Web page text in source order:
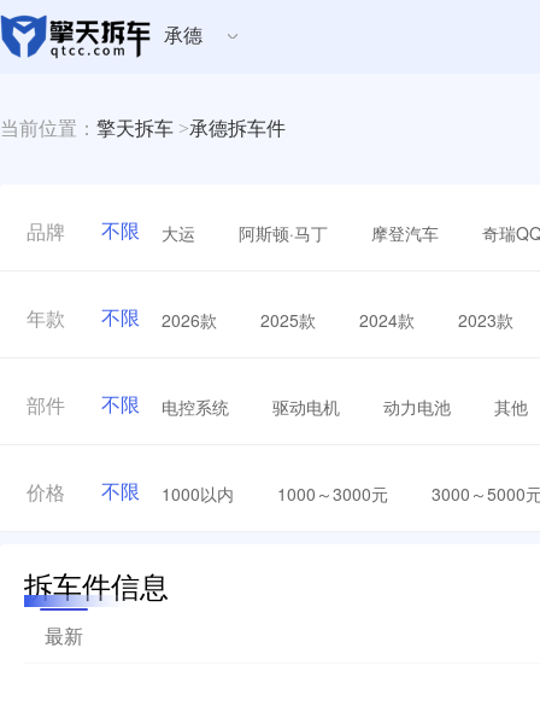
承德
当前位置： 擎天拆车 >承德拆车件
品牌 不限 大运 阿斯顿·马丁 摩登汽车 奇瑞
年款 不限 2026款 2025款 2024款 2023款
部件 不限 电控系统 驱动电机 动力电池 其他
价格 不限 1000以内 1000～3000元 3000～5000
拆车件信息
最新